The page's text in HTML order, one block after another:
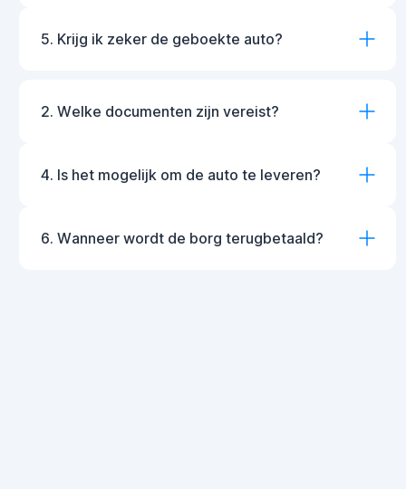
5. Krijg ik zeker de geboekte auto?
2. Welke documenten zijn vereist?
4. Is het mogelijk om de auto te leveren?
6. Wanneer wordt de borg terugbetaald?